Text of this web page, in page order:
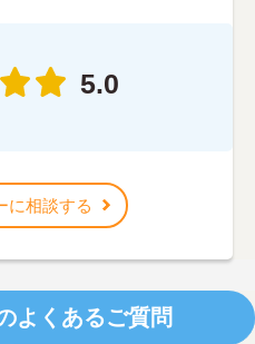
5.0
に相談する
よくあるご質問